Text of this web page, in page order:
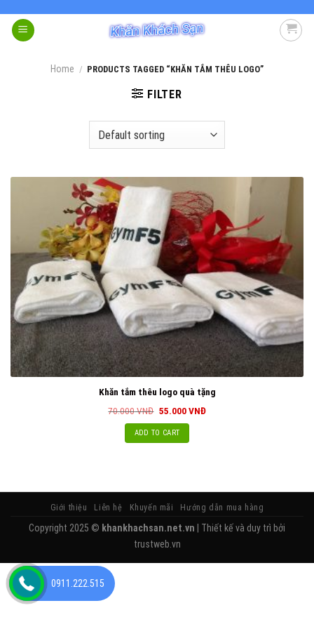
content
Home / PRODUCTS TAGGED “KHĂN TẮM THÊU LOGO”
FILTER
Khăn tắm thêu logo quà tặng
70.000VNĐ 55.000VNĐ
ADD TO CART
Giới thiệu Liên hệ Khuyến mãi Hướng dẫn mua hàng
Copyright 2025 © khankhachsan.net.vn | Thiết kế và duy trì bởi
trustweb.vn
0911.222.515